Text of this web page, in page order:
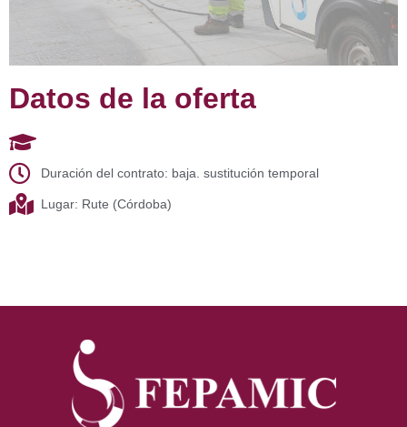
Datos de la oferta
Duración del contrato: baja. sustitución temporal
Lugar: Rute (Córdoba)